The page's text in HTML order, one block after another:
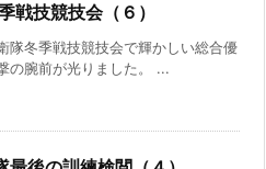
戦技競技会（６）
隊冬季戦技競技会で輝かしい総合優
の腕前が光りました。 ...